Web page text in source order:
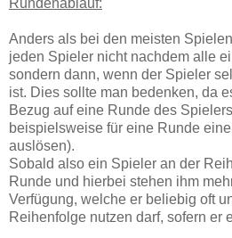
Anders als bei den meisten
jeden Spieler nicht nachdem alle
sondern dann, wenn der Spieler
ist. Dies sollte man bedenken, da
Bezug auf eine Runde des
beispielsweise für eine Runde
auslösen).
Sobald also ein Spieler an der
Runde und hierbei stehen ihm
Verfügung, welche er beliebig oft
Reihenfolge nutzen darf, sofern er